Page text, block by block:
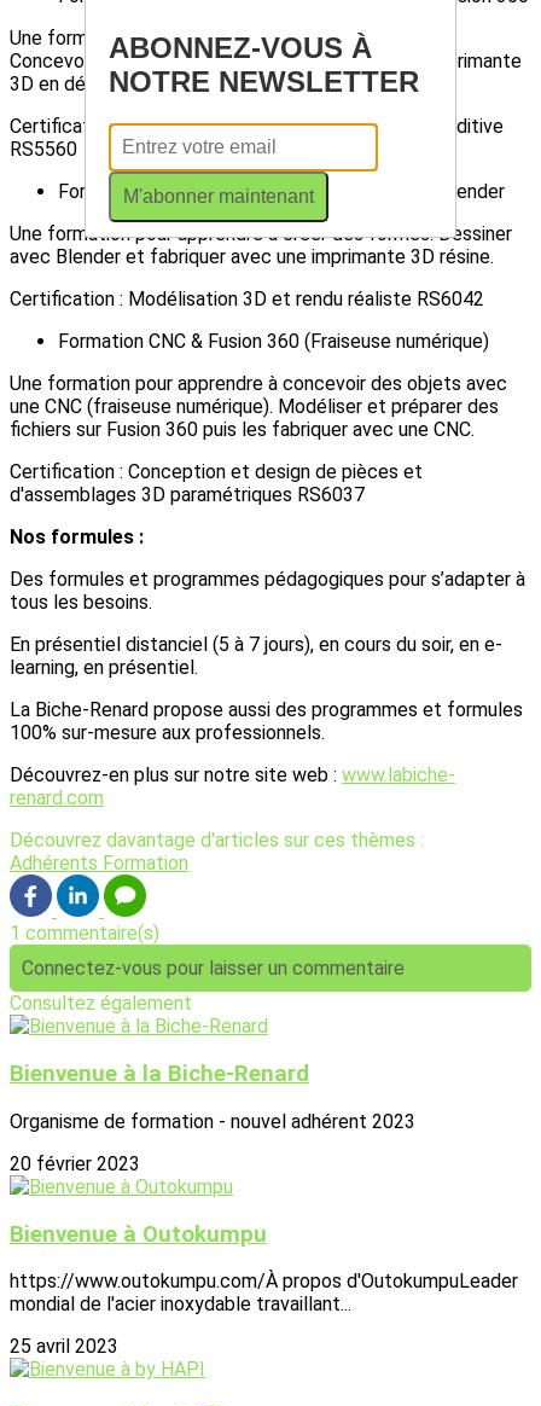
Une formation pour apprendre à inventer des objets.
Concevoir avec Fusion 360 et fabriquer avec une imprimante
3D en dépôt de fil fondu (FDM).
Certification : CCP Conception pour la Fabrication Additive
RS5560
Formation créateur : Impression 3D Résine & Blender
Une formation pour apprendre à créer des formes. Dessiner
avec Blender et fabriquer avec une imprimante 3D résine.
Certification : Modélisation 3D et rendu réaliste RS6042
Formation CNC & Fusion 360 (Fraiseuse numérique)
Une formation pour apprendre à concevoir des objets avec
une CNC (fraiseuse numérique). Modéliser et préparer des
fichiers sur Fusion 360 puis les fabriquer avec une CNC.
Certification : Conception et design de pièces et
d'assemblages 3D paramétriques RS6037
Nos formules :
Des formules et programmes pédagogiques pour s’adapter à
tous les besoins.
En présentiel distanciel (5 à 7 jours), en cours du soir, en e-
learning, en présentiel.
La Biche-Renard propose aussi des programmes et formules
100% sur-mesure aux professionnels.
Découvrez-en plus sur notre site web : www.labiche-
renard.com
Découvrez davantage d'articles sur ces thèmes :
Adhérents Formation
1 commentaire(s)
Connectez-vous pour laisser un commentaire
Consultez également
Bienvenue à la Biche-Renard
Organisme de formation - nouvel adhérent 2023
20 février 2023
Bienvenue à Outokumpu
https://www.outokumpu.com/À propos d'OutokumpuLeader
mondial de l'acier inoxydable travaillant...
25 avril 2023
ABONNEZ-VOUS À
NOTRE NEWSLETTER
M'abonner maintenant